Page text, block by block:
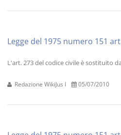
Legge del 1975 numero 151
L'art. 273 del codice civile è sostituito
Redazione WikiJus I 05/07/2010